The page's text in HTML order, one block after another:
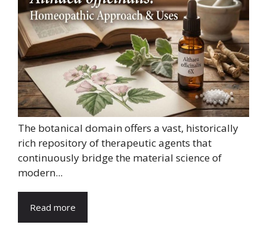
The botanical domain offers a vast, historically
rich repository of therapeutic agents that
continuously bridge the material science of
modern...
Read more